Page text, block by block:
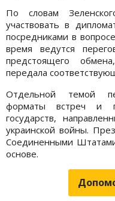
По словам
участвовать в
посредниками в
время ведутся
предстоящего
передала
Отдельной темой
форматы встреч и
государств,
украинской войны.
Соединенными
основе.